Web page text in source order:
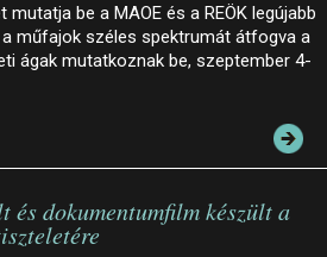
be a MAOE és a REÖK legújabb
műfajok széles spektrumát átfogva a
ágak mutatkoznak be, szeptember 4-
dokumentumfilm készült a